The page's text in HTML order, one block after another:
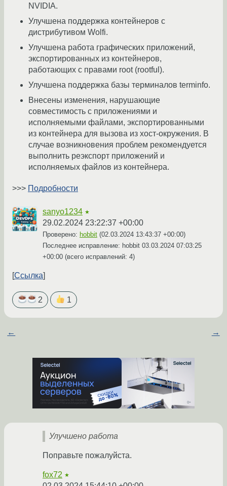
NVIDIA.
Улучшена поддержка контейнеров c
дистрибутивом Wolfi.
Улучшена работа графических приложений,
экспортированных из контейнеров,
работающих с правами root (rootful).
Улучшена поддержка базы терминалов terminfo.
Внесены изменения, нарушающие
совместимость с приложениями и
исполняемыми файлами, экспортированными
из контейнера для вызова из хост-окружения. В
случае возникновения проблем рекомендуется
выполнить реэкспорт приложений и
исполняемых файлов из контейнера.
>>> Подробности
sanyo1234 ★
29.02.2024 23:22:37 +00:00
Проверено: hobbit (02.03.2024 13:43:37 +00:00)
Последнее исправление: hobbit 03.03.2024 07:03:25
+00:00 (всего исправлений: 4)
Ссылка
2 1
← →
Улучшено работа
Поправьте пожалуйста.
fox72 ★